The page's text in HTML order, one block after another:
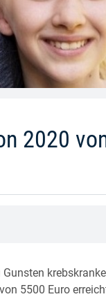
2020
5500 Euro